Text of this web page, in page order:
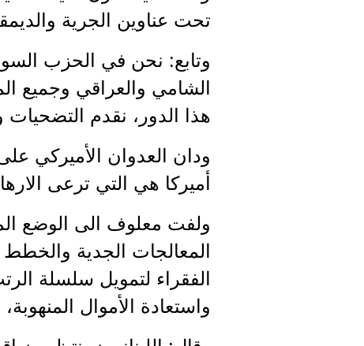
تحت عناوين الجرية
وتابع: نحن في الحزب
الشامي والعراقي وجميع
هذا الدور، نقدم التضحيات
ودان العدوان الأميركي
أميركا هي التي ترعى
ولفت معلوف الى الوضع
المعالجات الجدية
الفقراء لتمويل سلسلة
واستعادة الأموال